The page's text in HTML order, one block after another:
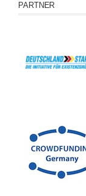
PARTNER